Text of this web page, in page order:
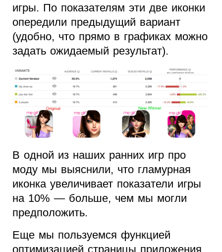
игры. По показателям эти две иконки
опередили предыдущий вариант
(удобно, что прямо в графиках можно
задать ожидаемый результат).
В одной из наших ранних игр про
моду мы выяснили, что гламурная
иконка увеличивает показатели игры
на 10% — больше, чем мы могли
предположить.
Еще мы пользуемся функцией
оптимизацией страницы приложения,